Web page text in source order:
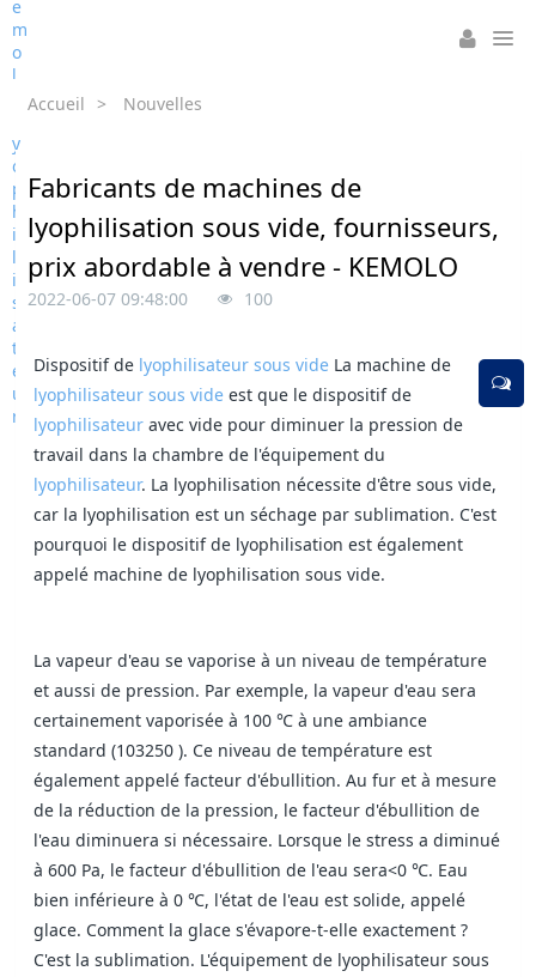
Accueil > Nouvelles
Fabricants de machines de
lyophilisation sous vide, fournisseurs,
prix abordable à vendre - KEMOLO
2022-06-07 09:48:00 100
Dispositif de lyophilisateur sous vide La machine de
lyophilisateur sous vide est que le dispositif de
lyophilisateur avec vide pour diminuer la pression de
travail dans la chambre de l'équipement du
lyophilisateur. La lyophilisation nécessite d'être sous vide,
car la lyophilisation est un séchage par sublimation. C'est
pourquoi le dispositif de lyophilisation est également
appelé machine de lyophilisation sous vide.
La vapeur d'eau se vaporise à un niveau de température
et aussi de pression. Par exemple, la vapeur d'eau sera
certainement vaporisée à 100 ℃ à une ambiance
standard (103250 ). Ce niveau de température est
également appelé facteur d'ébullition. Au fur et à mesure
de la réduction de la pression, le facteur d'ébullition de
l'eau diminuera si nécessaire. Lorsque le stress a diminué
à 600 Pa, le facteur d'ébullition de l'eau sera<0 ℃. Eau
bien inférieure à 0 ℃, l'état de l'eau est solide, appelé
glace. Comment la glace s'évapore-t-elle exactement ?
C'est la sublimation. L'équipement de lyophilisateur sous